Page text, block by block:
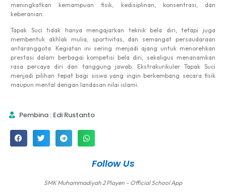
meningkatkan kemampuan fisik, kedisiplinan, konsentrasi, dan
keberanian.
Tapak Suci tidak hanya mengajarkan teknik bela diri, tetapi juga
membentuk akhlak mulia, sportivitas, dan semangat persaudaraan
antaranggota. Kegiatan ini sering menjadi ajang untuk menorehkan
prestasi dalam berbagai kompetisi bela diri, sekaligus menanamkan
rasa percaya diri dan tanggung jawab. Ekstrakurikuler Tapak Suci
menjadi pilihan tepat bagi siswa yang ingin berkembang secara fisik
maupun mental dengan landasan nilai islami.
Pembina : Edi Rustanto
Follow Us
SMK Muhammadiyah 2 Playen – Official School App